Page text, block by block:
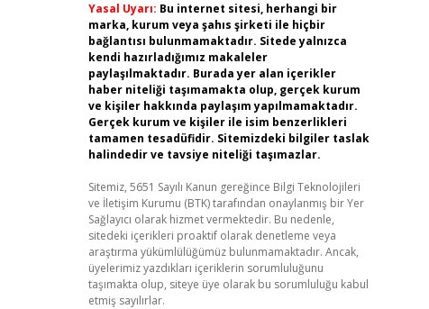
Yasal Uyarı: Bu internet sitesi, herhangi bir
marka, kurum veya şahıs şirketi ile hiçbir
bağlantısı bulunmamaktadır. Sitede yalnızca
kendi hazırladığımız makaleler
paylaşılmaktadır. Burada yer alan içerikler
haber niteliği taşımamakta olup, gerçek kurum
ve kişiler hakkında paylaşım yapılmamaktadır.
Gerçek kurum ve kişiler ile isim benzerlikleri
tamamen tesadüfidir. Sitemizdeki bilgiler taslak
halindedir ve tavsiye niteliği taşımazlar.
Sitemiz, 5651 Sayılı Kanun gereğince Bilgi Teknolojileri
ve İletişim Kurumu (BTK) tarafından onaylanmış bir Yer
Sağlayıcı olarak hizmet vermektedir. Bu nedenle,
sitedeki içerikleri proaktif olarak denetleme veya
araştırma yükümlülüğümüz bulunmamaktadır. Ancak,
üyelerimiz yazdıkları içeriklerin sorumluluğunu
taşımakta olup, siteye üye olarak bu sorumluluğu kabul
etmiş sayılırlar.